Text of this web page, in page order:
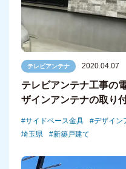
テレビアンテナ 2020.04.07
テレビアンテナ工事
ザインアンテナの取り
サイドベース金具 デザイン
埼玉県
新築戸建て